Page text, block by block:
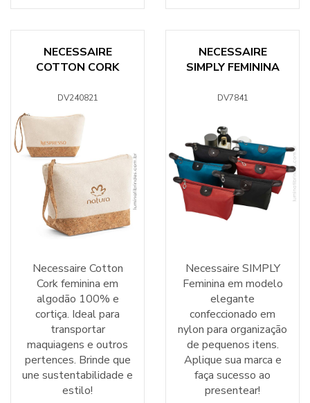
NECESSAIRE
COTTON CORK
DV240821
Necessaire Cotton
Cork feminina em
algodão 100% e
cortiça. Ideal para
transportar
maquiagens e outros
pertences. Brinde que
une sustentabilidade e
estilo!
NECESSAIRE
SIMPLY FEMININA
DV7841
Necessaire SIMPLY
Feminina em modelo
elegante
confeccionado em
nylon para organização
de pequenos itens.
Aplique sua marca e
faça sucesso ao
presentear!